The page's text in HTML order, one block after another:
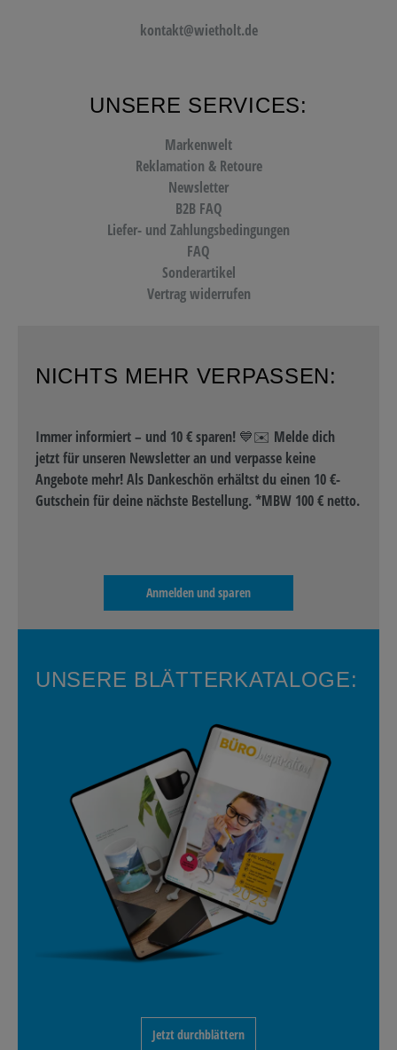
kontakt@wietholt.de
UNSERE SERVICES:
Markenwelt
Reklamation & Retoure
Newsletter
B2B FAQ
Liefer- und Zahlungsbedingungen
FAQ
Sonderartikel
Vertrag widerrufen
NICHTS MEHR VERPASSEN:
Immer informiert – und 10 € sparen! 💙✉️ Melde dich
jetzt für unseren Newsletter an und verpasse keine
Angebote mehr! Als Dankeschön erhältst du einen 10 €-
Gutschein für deine nächste Bestellung. *MBW 100 € netto.
Anmelden und sparen
UNSERE BLÄTTERKATALOGE:
Jetzt durchblättern